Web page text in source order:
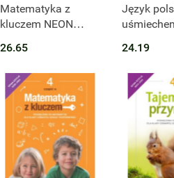
Produkt niedostępny
Matematyka z
kluczem NEON
4 część 1 szkoły
podstawowej
EDYCJA 2023-2025
26.65
Język
4 szkoły
179301
24.19